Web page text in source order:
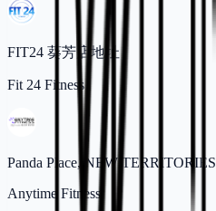
FIT24 葵芳店地址
Fit 24 Fitness
Panda Place, NEW TERRITORIES
Anytime Fitness